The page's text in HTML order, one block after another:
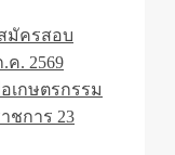
มัครสอบ
. 2569
เกษตรกรรม
ชการ 23